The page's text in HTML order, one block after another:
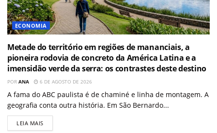
ECONOMIA
Metade do território em regiões de mananciais, a
pioneira rodovia de concreto da América Latina e a
imensidão verde da serra: os contrastes deste destino
POR ANA 6 DE AGOSTO DE 2026
A fama do ABC paulista é de chaminé e linha de montagem. A
geografia conta outra história. Em São Bernardo...
LEIA MAIS